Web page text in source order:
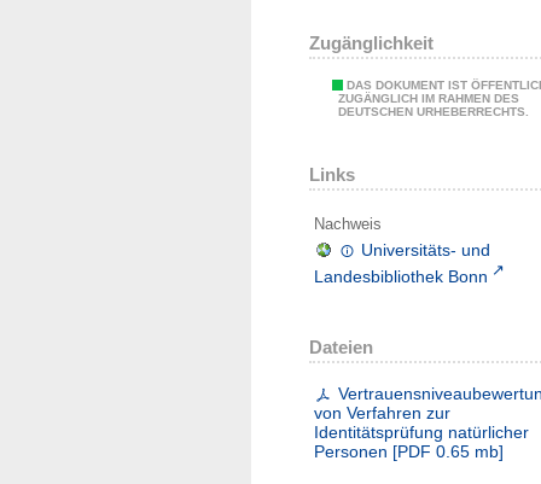
Zugänglichkeit
DAS DOKUMENT IST
ZUGÄNGLICH IM RAHMEN DES
DEUTSCHEN URHEBERRECHTS.
Links
Nachweis
Universitäts- und
Landesbibliothek Bonn
Dateien
von Verfahren zur
Identitätsprüfung natürlicher
Personen [PDF 0.65 mb]